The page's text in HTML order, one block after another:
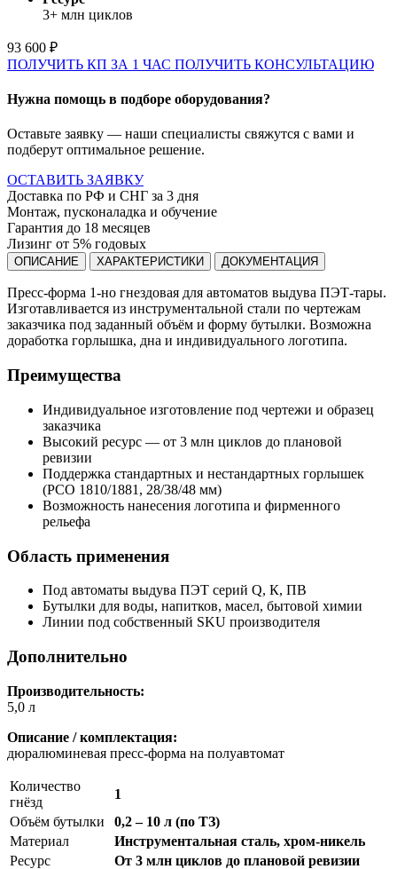
3+ млн циклов
93 600 ₽
ПОЛУЧИТЬ КП ЗА 1 ЧАС ПОЛУЧИТЬ КОНСУЛЬТАЦИЮ
Нужна помощь в подборе оборудования?
Оставьте заявку — наши специалисты свяжутся с вами и
подберут оптимальное решение.
ОСТАВИТЬ ЗАЯВКУ
Доставка по РФ и СНГ за 3 дня
Монтаж, пусконаладка и обучение
Гарантия до 18 месяцев
Лизинг от 5% годовых
ОПИСАНИЕ ХАРАКТЕРИСТИКИ ДОКУМЕНТАЦИЯ
Пресс-форма 1-но гнездовая для автоматов выдува ПЭТ-тары.
Изготавливается из инструментальной стали по чертежам
заказчика под заданный объём и форму бутылки. Возможна
доработка горлышка, дна и индивидуального логотипа.
Преимущества
Индивидуальное изготовление под чертежи и образец
заказчика
Высокий ресурс — от 3 млн циклов до плановой
ревизии
Поддержка стандартных и нестандартных горлышек
(PCO 1810/1881, 28/38/48 мм)
Возможность нанесения логотипа и фирменного
рельефа
Область применения
Под автоматы выдува ПЭТ серий Q, К, ПВ
Бутылки для воды, напитков, масел, бытовой химии
Линии под собственный SKU производителя
Дополнительно
Производительность:
5,0 л
Описание / комплектация:
дюралюминевая пресс-форма на полуавтомат
Количество
гнёзд
1
Объём бутылки
0,2 – 10 л (по ТЗ)
Материал
Инструментальная сталь, хром-никель
Ресурс
От 3 млн циклов до плановой ревизии